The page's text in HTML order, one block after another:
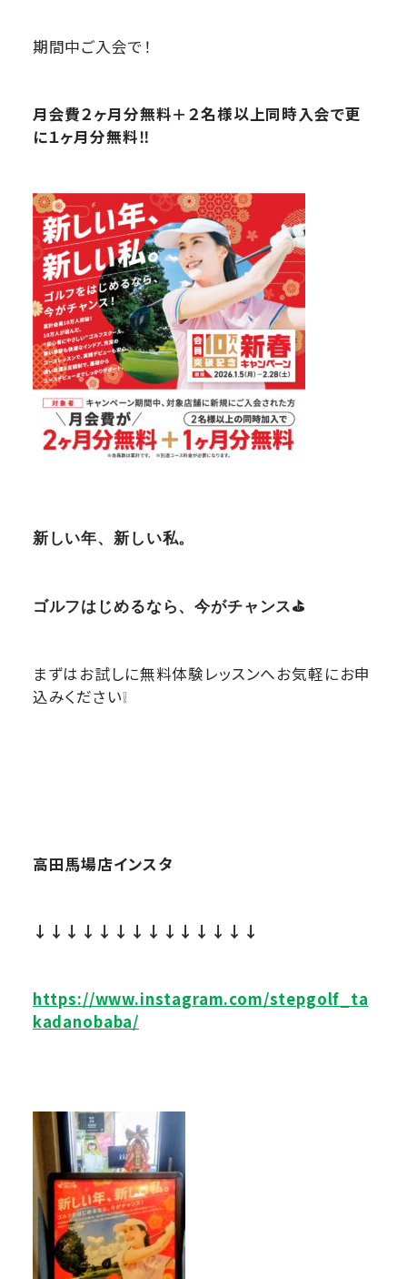
期間中ご入会で！
月会費２ヶ月分無料＋２名様以上同時入会で更
に１ヶ月分無料‼
新しい年、新しい私。
ゴルフはじめるなら、今がチャンス⛳
まずはお試しに無料体験レッスンへお気軽にお申
込みください❕
高田馬場店インスタ
↓↓↓↓↓↓↓↓↓↓↓↓↓↓
https://www.instagram.com/stepgolf_ta
kadanobaba/